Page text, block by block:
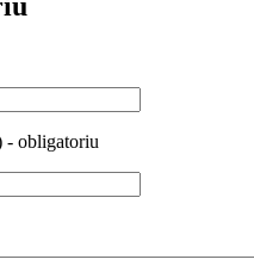
- obligatoriu